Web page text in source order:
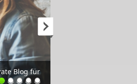
Blog für
die